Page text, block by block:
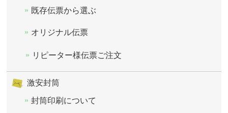
既存伝票から選ぶ
オリジナル伝票
リピーター様伝票ご注文
激安封筒
封筒印刷について